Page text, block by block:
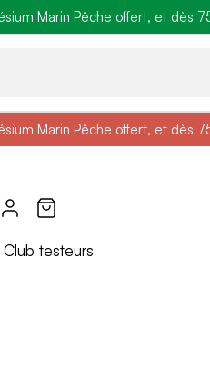
dès 30€ d'achat avec le
sélection de produits
Marin Pêche offert, et dès
dès 30€ d'achat avec le
sélection de produits
Marin Pêche offert, et dès
Club testeurs